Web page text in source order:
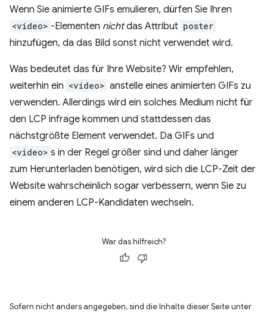
Wenn Sie animierte GIFs emulieren, dürfen Sie Ihren
<video> -Elementen nichtdas Attribut poster
hinzufügen, da das Bild sonst nicht verwendet wird.
Was bedeutet das für Ihre Website? Wir empfehlen,
weiterhin ein <video> anstelle eines animierten GIFs zu
verwenden. Allerdings wird ein solches Medium nicht für
den LCP infrage kommen und stattdessen das
nächstgrößte Element verwendet. Da GIFs und
<video> s in der Regel größer sind und daher länger
zum Herunterladen benötigen, wird sich die LCP-Zeit der
Website wahrscheinlich sogar verbessern, wenn Sie zu
einem anderen LCP-Kandidaten wechseln.
War das hilfreich?
Sofern nicht anders angegeben, sind die Inhalte dieser Seite unter